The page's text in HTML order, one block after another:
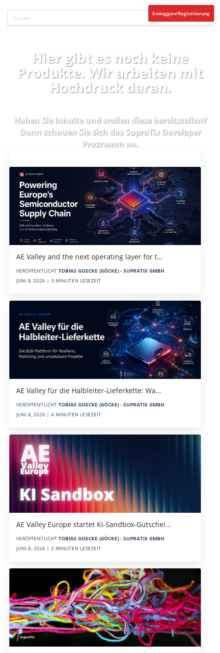
Einloggen/Registrierung
Hier gibt es noch keine
Produkte. Wir arbeiten mit
Hochdruck daran.
Haben Sie Inhalte und wollen diese bereitstellen?
Dann schauen Sie sich das SupraTix Developer
Programman.
AE Valley and the next operating layer for t…
VERÖFFENTLICHT TOBIAS GOECKE (GÖCKE) - SUPRATIX GMBH
JUNI 8, 2026 | 3 MINUTEN LESEZEIT
AE Valley für die Halbleiter-Lieferkette: Wa…
VERÖFFENTLICHT TOBIAS GOECKE (GÖCKE) - SUPRATIX GMBH
JUNI 8, 2026 | 4 MINUTEN LESEZEIT
AE Valley Europe startet KI-Sandbox-Gutschei…
VERÖFFENTLICHT TOBIAS GOECKE (GÖCKE) - SUPRATIX GMBH
JUNI 8, 2026 | 2 MINUTEN LESEZEIT